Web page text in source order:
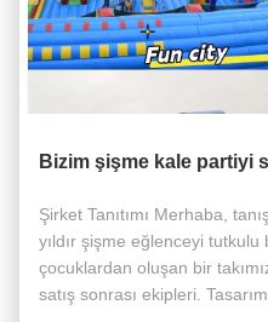
Bizim şişme kale partiyi
Şirket Tanıtımı Merhaba,
yıldır şişme eğlenceyi
çocuklardan oluşan bir
satış sonrası ekipleri.